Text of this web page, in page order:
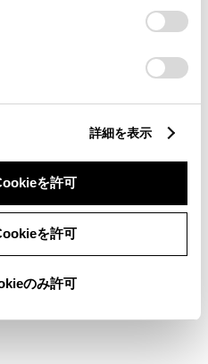
するにあたっては、当社の
り扱いについて
」をご覧くだ
詳細を表示
を許可
を許可
のみ許可
いただく場合がございます